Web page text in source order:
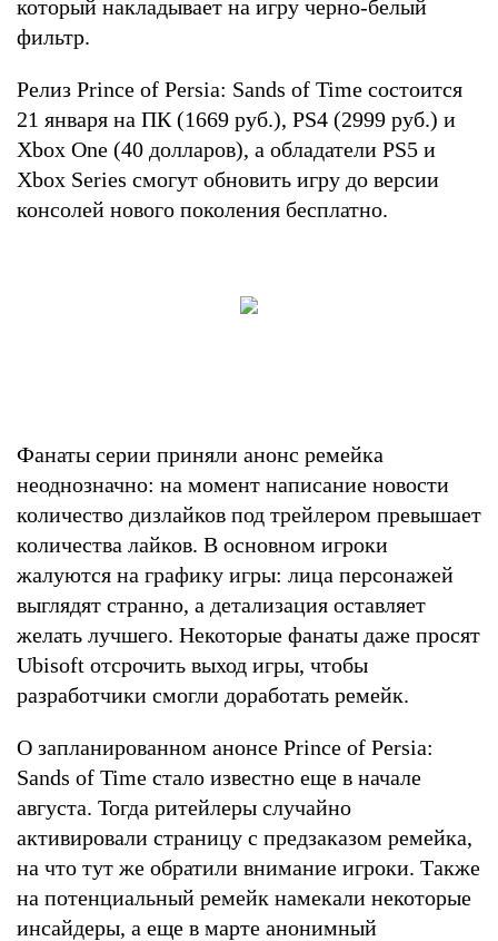
который накладывает на игру черно-белый
фильтр.
Релиз Prince of Persia: Sands of Time состоится
21 января на ПК (1669 руб.), PS4 (2999 руб.) и
Xbox One (40 долларов), а обладатели PS5 и
Xbox Series смогут обновить игру до версии
консолей нового поколения бесплатно.
Фанаты серии приняли анонс ремейка
неоднозначно: на момент написание новости
количество дизлайков под трейлером превышает
количества лайков. В основном игроки
жалуются на графику игры: лица персонажей
выглядят странно, а детализация оставляет
желать лучшего. Некоторые фанаты даже просят
Ubisoft отсрочить выход игры, чтобы
разработчики смогли доработать ремейк.
О запланированном анонсе Prince of Persia:
Sands of Time стало известно еще в начале
августа. Тогда ритейлеры случайно
активировали страницу с предзаказом ремейка,
на что тут же обратили внимание игроки. Также
на потенциальный ремейк намекали некоторые
инсайдеры, а еще в марте анонимный